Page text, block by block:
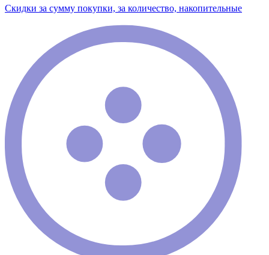
Скидки за сумму покупки, за количество, накопительные